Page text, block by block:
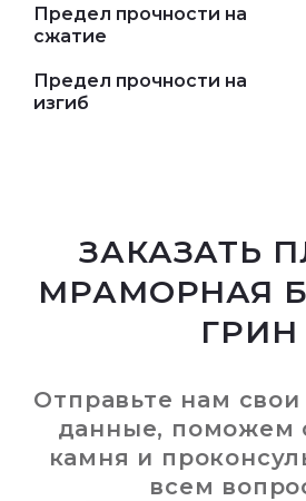
Предел прочности на
сжатие
Предел прочности на
изгиб
ЗАКАЗАТЬ
МРАМОРНАЯ
ГРИН
Отправьте нам
данные, поможем
камня и
всем